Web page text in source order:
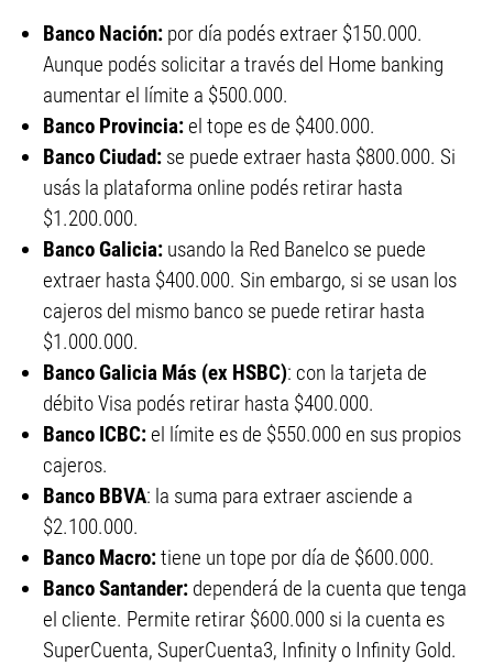
Banco Nación: por día podés extraer $150.000.
Aunque podés solicitar a través del Home banking
aumentar el límite a $500.000.
Banco Provincia:el tope es de $400.000.
Banco Ciudad: se puede extraer hasta $800.000. Si
usás la plataforma online podés retirar hasta
$1.200.000.
Banco Galicia: usando la Red Banelco se puede
extraer hasta $400.000. Sin embargo, si se usan los
cajeros del mismo banco se puede retirar hasta
$1.000.000.
Banco Galicia Más (ex HSBC): con la tarjeta de
débito Visa podés retirar hasta $400.000.
Banco ICBC:el límite es de $550.000 en sus propios
cajeros.
Banco BBVA: la suma para extraer asciende a
$2.100.000.
Banco Macro:tiene un tope por día de $600.000.
Banco Santander: dependerá de la cuenta que tenga
el cliente. Permite retirar $600.000 si la cuenta es
SuperCuenta, SuperCuenta3, Infinity o Infinity Gold.